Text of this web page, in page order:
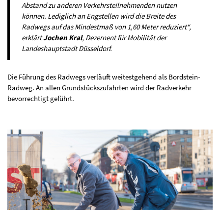
Abstand zu anderen Verkehrsteilnehmenden nutzen
können. Lediglich an Engstellen wird die Breite des
Radwegs auf das Mindestmaß von 1,60 Meter reduziert“,
erklärtJochen Kral, Dezernent für Mobilität der
Landeshauptstadt Düsseldorf.
Die Führung des Radwegs verläuft weitestgehend als Bordstein-
Radweg. An allen Grundstückszufahrten wird der Radverkehr
bevorrechtigt geführt.